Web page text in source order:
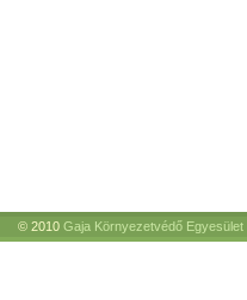
© 2010 Gaja Környezetvédő Egyesület